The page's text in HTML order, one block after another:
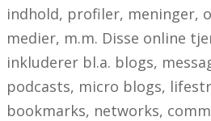
indhold, profiler, meninger,
medier, m.m. Disse online
inkluderer bl.a. blogs,
podcasts, micro blogs,
bookmarks, networks,